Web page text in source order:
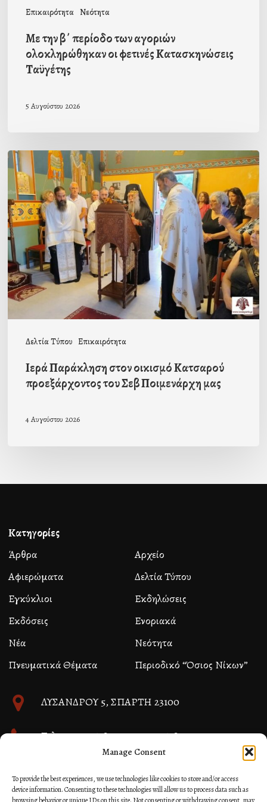
Manage Consent
To provide the best experiences, we use technologies like cookies to store and/or access
device information. Consenting to these technologies will allow us to process data such as
Επικαιρότητα Νεότητα
Με την β΄ περίοδο των αγοριών
ολοκληρώθηκαν οι φετινές Κατασκηνώσεις
Ταϋγέτης
5 Αυγούστου 2026
Δελτία Τύπου Επικαιρότητα
Ιερά
Παράκληση
στον
οικισμό
Κατσαρού
προεξάρχοντος
του
Σεβ
Ιερά Παράκληση στον οικισμό Κατσαρού
προεξάρχοντος του Σεβ Ποιμενάρχη μας
4 Αυγούστου 2026
Κατηγορίες
Άρθρα
Αρχείο
Αφιερώματα
Δελτία Τύπου
Εγκύκλιοι
Εκδηλώσεις
Εκδόσεις
Ενοριακά
Νέα
Νεότητα
Πνευματικά Θέματα
Περιοδικό “Όσιος Νίκων”
ΛΥΣΑΝΔΡΟΥ 5, ΣΠΑΡΤΗ 23100
Τηλ. 27310 26580 και 27310 26581